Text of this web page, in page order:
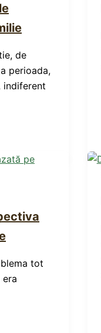
de
perioada,
indiferent
tot